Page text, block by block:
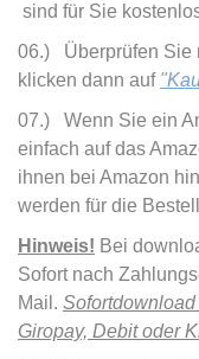
sind für Sie
06.) Überprüfen Sie
klicken dann auf
07.) Wenn Sie ein
einfach auf das
ihnen bei Amazon
werden für die
Hinweis! Bei
Sofort nach
Mail.
Giropay, Debit oder